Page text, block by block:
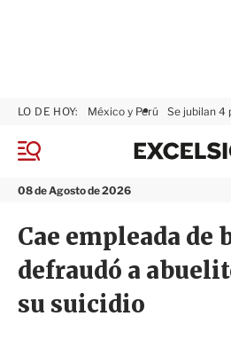
M
n
08 de Agosto de 2026
LO DE HOY: México y Perú Se jubilan 4
Cae empleada de
defraudó a
su suicidio